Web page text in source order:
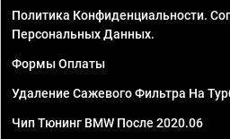
Политика Конфиденциальности.
Персональных Данных.
Формы Оплаты
Удаление Сажевого Фильтра На
Чип Тюнинг BMW После 2020.06